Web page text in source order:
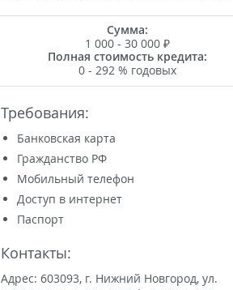
Сумма:
1 000 - 30 000 ₽
Полная стоимость кредита:
0 - 292 % годовых
Требования:
Банковская карта
Гражданство РФ
Мобильный телефон
Доступ в интернет
Паспорт
Контакты:
Адрес: 603093, г. Нижний Новгород, ул.